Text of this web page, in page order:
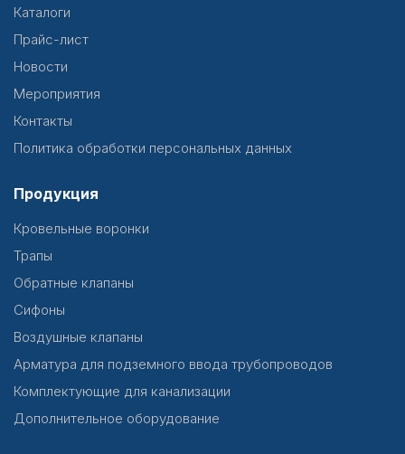
Каталоги
Прайс-лист
Новости
Мероприятия
Контакты
Политика обработки персональных данных
Продукция
Кровельные воронки
Трапы
Обратные клапаны
Сифоны
Воздушные клапаны
Арматура для подземного ввода трубопроводов
Комплектующие для канализации
Дополнительное оборудование